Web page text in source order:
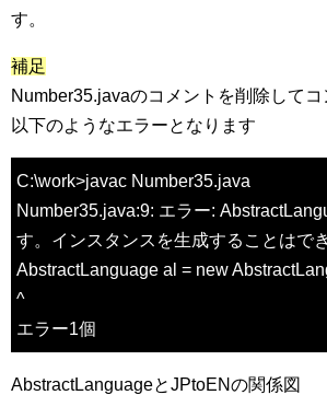
す。
補足
Number35.javaのコメントを削除してコ
以下のようなエラーとなります
C:\work>javac Number35.java
Number35.java:9: エラー:
す。インスタンスを生成することはで
AbstractLanguage al = new
^
エラー1個
AbstractLanguageとJPtoENの関係図